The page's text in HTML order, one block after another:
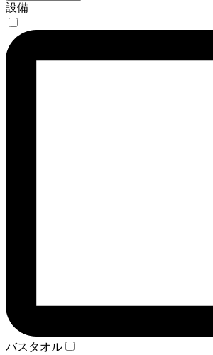
設備
バスタオル